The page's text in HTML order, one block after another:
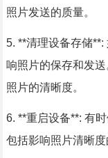
照片发送的质量。
5. **清理设备存储
响照片的保存和发
照片的清晰度。
6. **重启设备**: 有
包括影响照片清晰度